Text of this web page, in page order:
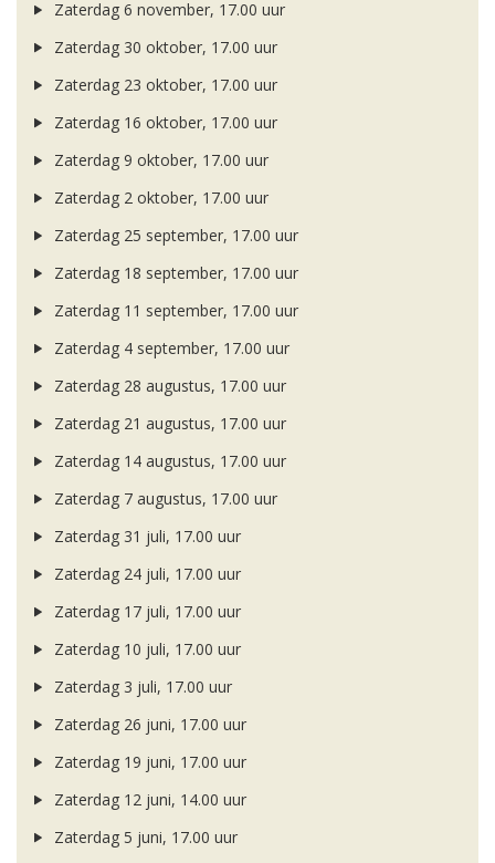
Zaterdag 6 november, 17.00 uur
Zaterdag 30 oktober, 17.00 uur
Zaterdag 23 oktober, 17.00 uur
Zaterdag 16 oktober, 17.00 uur
Zaterdag 9 oktober, 17.00 uur
Zaterdag 2 oktober, 17.00 uur
Zaterdag 25 september, 17.00 uur
Zaterdag 18 september, 17.00 uur
Zaterdag 11 september, 17.00 uur
Zaterdag 4 september, 17.00 uur
Zaterdag 28 augustus, 17.00 uur
Zaterdag 21 augustus, 17.00 uur
Zaterdag 14 augustus, 17.00 uur
Zaterdag 7 augustus, 17.00 uur
Zaterdag 31 juli, 17.00 uur
Zaterdag 24 juli, 17.00 uur
Zaterdag 17 juli, 17.00 uur
Zaterdag 10 juli, 17.00 uur
Zaterdag 3 juli, 17.00 uur
Zaterdag 26 juni, 17.00 uur
Zaterdag 19 juni, 17.00 uur
Zaterdag 12 juni, 14.00 uur
Zaterdag 5 juni, 17.00 uur